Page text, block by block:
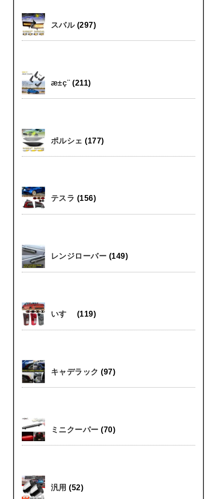
スバル (297)
æ±ç¨(211)
ポルシェ(177)
テスラ (156)
レンジローバー (149)
いすゞ (119)
キャデラック(97)
ミニクーパー(70)
汎用(52)